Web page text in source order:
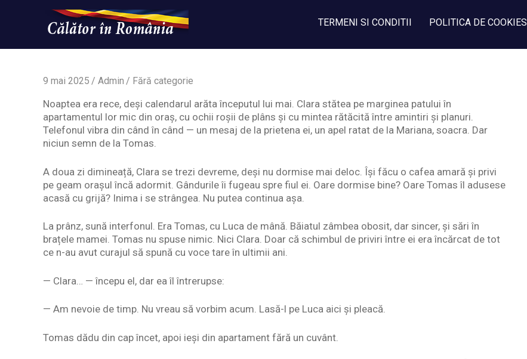
Calatorinromania
WordPress
TERMENI SI CONDITII POLITICA DE COOKIES
9 mai 2025 Admin Fără categorie
Noaptea era rece, deși calendarul arăta începutul lui mai. Clara stătea pe marginea patului în
apartamentul lor mic din oraș, cu ochii roșii de plâns și cu mintea rătăcită între amintiri și planuri.
Telefonul vibra din când în când — un mesaj de la prietena ei, un apel ratat de la Mariana, soacra. Dar
niciun semn de la Tomas.
A doua zi dimineață, Clara se trezi devreme, deși nu dormise mai deloc. Își făcu o cafea amară și privi
pe geam orașul încă adormit. Gândurile îi fugeau spre fiul ei. Oare dormise bine? Oare Tomas îl adusese
acasă cu grijă? Inima i se strângea. Nu putea continua așa.
La prânz, sună interfonul. Era Tomas, cu Luca de mână. Băiatul zâmbea obosit, dar sincer, și sări în
brațele mamei. Tomas nu spuse nimic. Nici Clara. Doar că schimbul de priviri între ei era încărcat de tot
ce n-au avut curajul să spună cu voce tare în ultimii ani.
— Clara… — începu el, dar ea îl întrerupse:
— Am nevoie de timp. Nu vreau să vorbim acum. Lasă-l pe Luca aici și pleacă.
Tomas dădu din cap încet, apoi ieși din apartament fără un cuvânt.